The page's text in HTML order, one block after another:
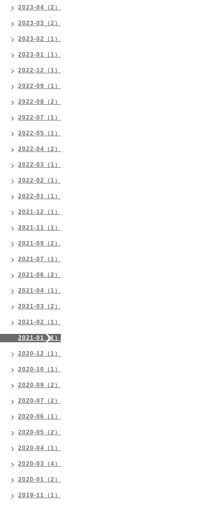
2023-04（2）
2023-03（2）
2023-02（1）
2023-01（1）
2022-12（1）
2022-09（1）
2022-08（2）
2022-07（1）
2022-05（1）
2022-04（2）
2022-03（1）
2022-02（1）
2022-01（1）
2021-12（1）
2021-11（1）
2021-09（2）
2021-07（1）
2021-06（2）
2021-04（1）
2021-03（2）
2021-02（1）
2021-01（1）
2020-12（1）
2020-10（1）
2020-09（2）
2020-07（2）
2020-06（1）
2020-05（2）
2020-04（1）
2020-03（4）
2020-01（2）
2019-11（1）